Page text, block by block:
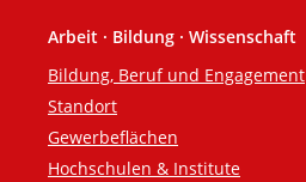
Arbeit · Bildung · Wissenschaft
Bildung, Beruf und Engagement
Standort
Gewerbeflächen
Hochschulen & Institute